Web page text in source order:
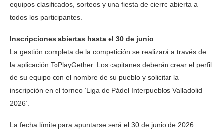
equipos clasificados, sorteos y una fiesta de cierre abierta a
todos los participantes.
Inscripciones abiertas hasta el 30 de junio
La gestión completa de la competición se realizará a través de
la aplicación ToPlayGether. Los capitanes deberán crear el perfil
de su equipo con el nombre de su pueblo y solicitar la
inscripción en el torneo ‘Liga de Pádel Interpueblos Valladolid
2026’.
La fecha límite para apuntarse será el 30 de junio de 2026.